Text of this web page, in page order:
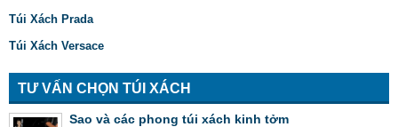
Túi Xách Prada
Túi Xách Versace
TƯ VẤN CHỌN TÚI XÁCH
Sao và các phong túi xách kinh tởm